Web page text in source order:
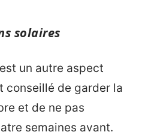
solaires
un autre aspect
conseillé de garder la
et de ne pas
semaines avant.